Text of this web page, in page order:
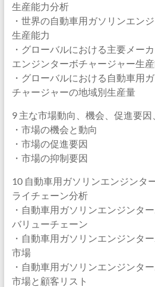
生産能力分析
・世界の自動車用ガソリンエン
生産能力
・グローバルにおける主要メー
エンジンターボチャージャー生
・グローバルにおける自動車用
チャージャーの地域別生産量
9 主な市場動向、機会、促進要因
・市場の機会と動向
・市場の促進要因
・市場の抑制要因
10 自動車用ガソリンエンジンタ
ライチェーン分析
・自動車用ガソリンエンジンタ
バリューチェーン
・自動車用ガソリンエンジンタ
市場
・自動車用ガソリンエンジンタ
市場と顧客リスト